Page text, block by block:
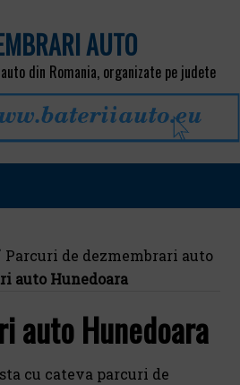
AUTO
din Romania, organizate pe judete
Parcuri de dezmembrari auto
auto Hunedoara
auto Hunedoara
cu cateva parcuri de